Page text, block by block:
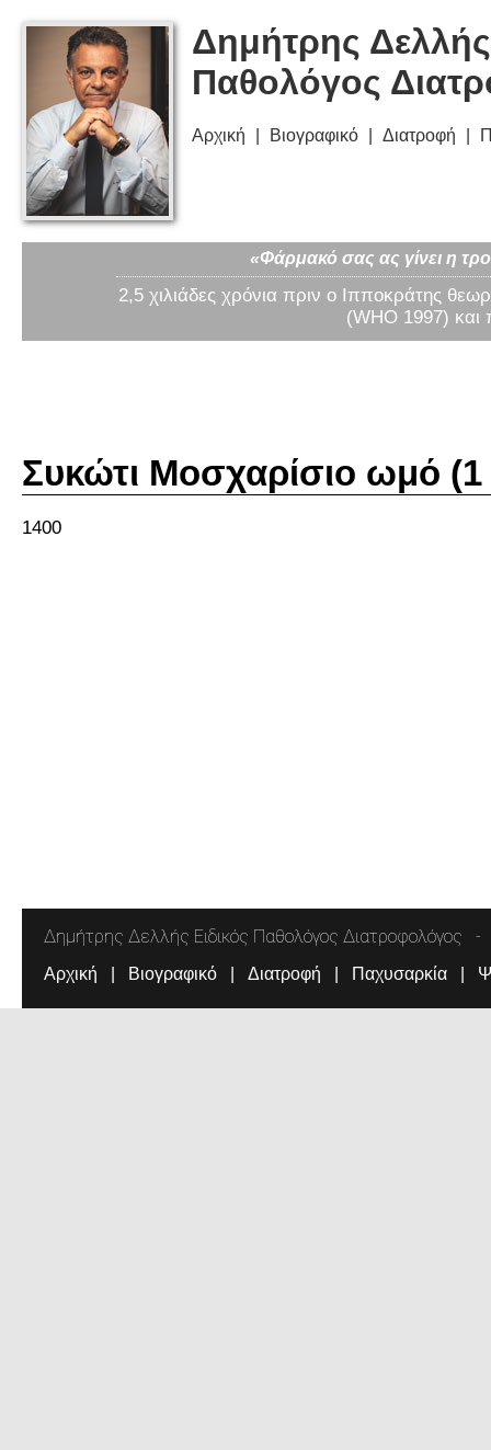
Δημήτρης
Παθολόγος
Αρχική Βιογραφικό Διατροφή
«Φάρμακό σας ας γίνει η
2,5 χιλιάδες χρόνια πριν ο Ιπποκράτης
(WHO 1997) και
Συκώτι Μοσχαρίσιο ωμό (1
1400
Δημήτρης Δελλής Ειδικός Παθολόγος Διατροφολόγος
Αρχική Βιογραφικό Διατροφή Παχυσαρκία